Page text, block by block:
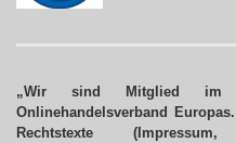
„Wir sind Mitglied im
Onlinehandelsverband
Rechtstexte